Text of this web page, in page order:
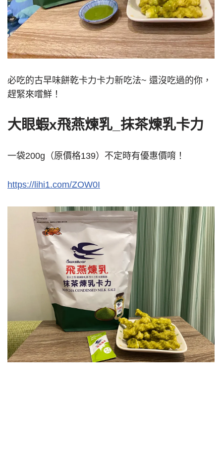
必吃的古早味餅乾卡力卡力新吃法~ 還沒吃過的你，
趕緊來嚐鮮！
大眼蝦x飛燕煉乳_抹茶煉乳卡力
一袋200g（原價格139）不定時有優惠價唷！
https://lihi1.com/ZOW0I